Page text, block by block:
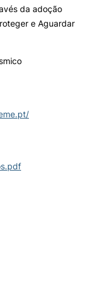
reservados.
da adoção
e Aguardar